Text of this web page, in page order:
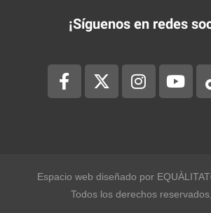
¡Síguenos en redes
Espacio web diseñado por
Todos los derechos